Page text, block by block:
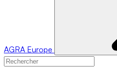
AGRA Europe